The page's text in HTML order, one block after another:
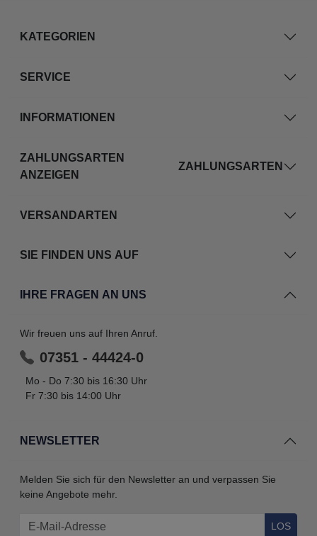
KATEGORIEN
SERVICE
INFORMATIONEN
NEWSLETTER
Melden Sie sich für den Newsletter an und verpassen Sie
keine Angebote mehr.
LOS
ZAHLUNGSARTEN
ANZEIGEN
ZAHLUNGSARTEN
VERSANDARTEN
SIE FINDEN UNS AUF
IHRE FRAGEN AN UNS
Wir freuen uns auf Ihren Anruf.
07351 - 44424-0
Mo - Do 7:30 bis 16:30 Uhr
Fr 7:30 bis 14:00 Uhr